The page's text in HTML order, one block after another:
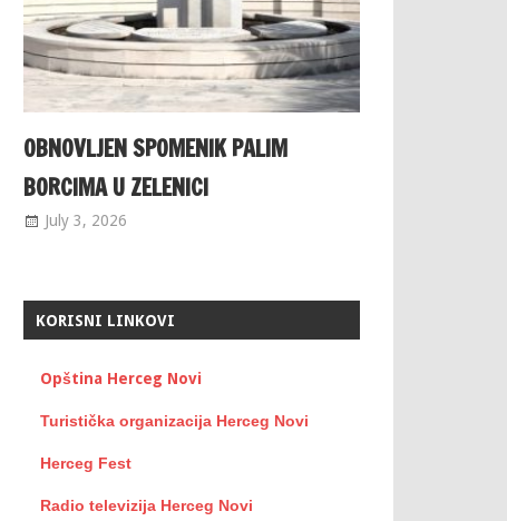
OBNOVLJEN SPOMENIK PALIM
BORCIMA U ZELENICI
July 3, 2026
KORISNI LINKOVI
Opština Herceg Novi
Turistička organizacija Herceg Novi
Herceg Fest
Radio televizija Herceg Novi